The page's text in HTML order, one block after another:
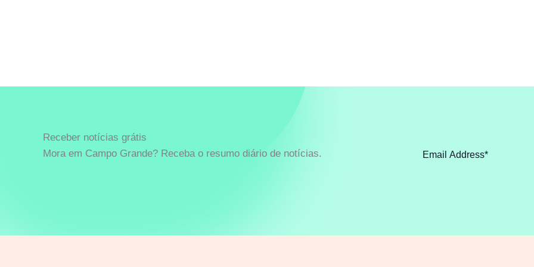
Receber notícias grátis
Mora em Campo Grande? Receba o resumo diário de notícias.